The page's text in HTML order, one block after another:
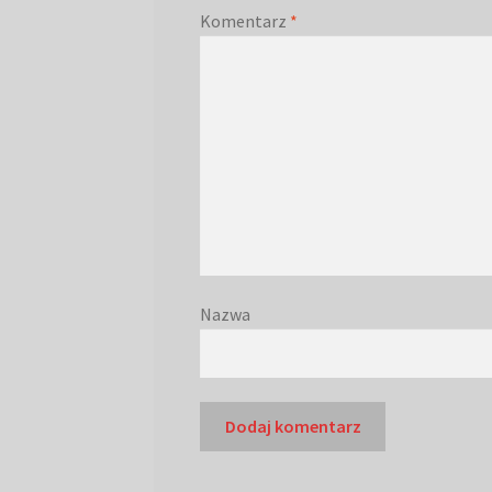
Komentarz *
Nazwa